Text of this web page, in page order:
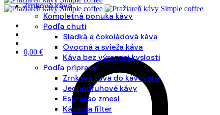
0,00 €
Zrnková káva
Kompletná ponuka kávy
Podľa chuti
Sladká a čokoládová káva
Ovocná a svieža káva
Káva bez výraznej kyslosti
Podľa prípravy
Zrnková káva do kávovaru
Jednodruhové kávy
Espresso zmesi
Káva na filter